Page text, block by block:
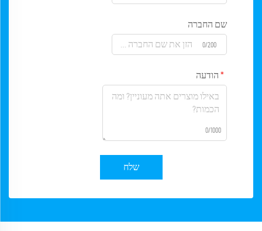
שם החברה
0/200
הודעה
0/1000
שלח